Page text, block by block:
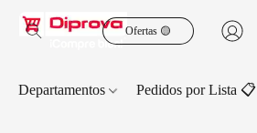
Ofertas 🟡
Departamentos Pedidos por Lista 📋